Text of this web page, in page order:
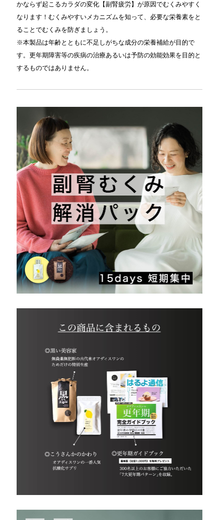
かならず起こるカラダの変化【副腎疲労】が原因でむくみやすく
なります！むくみやすいメカニズムを知って、必要な栄養素をと
ることでむくみを防ぎましょう。
※本製品は年齢とともに不足しがちな成分の栄養補給が目的で
す。更年期障害等の疾病の治療あるいは予防の効能効果を目的と
するものではありません。